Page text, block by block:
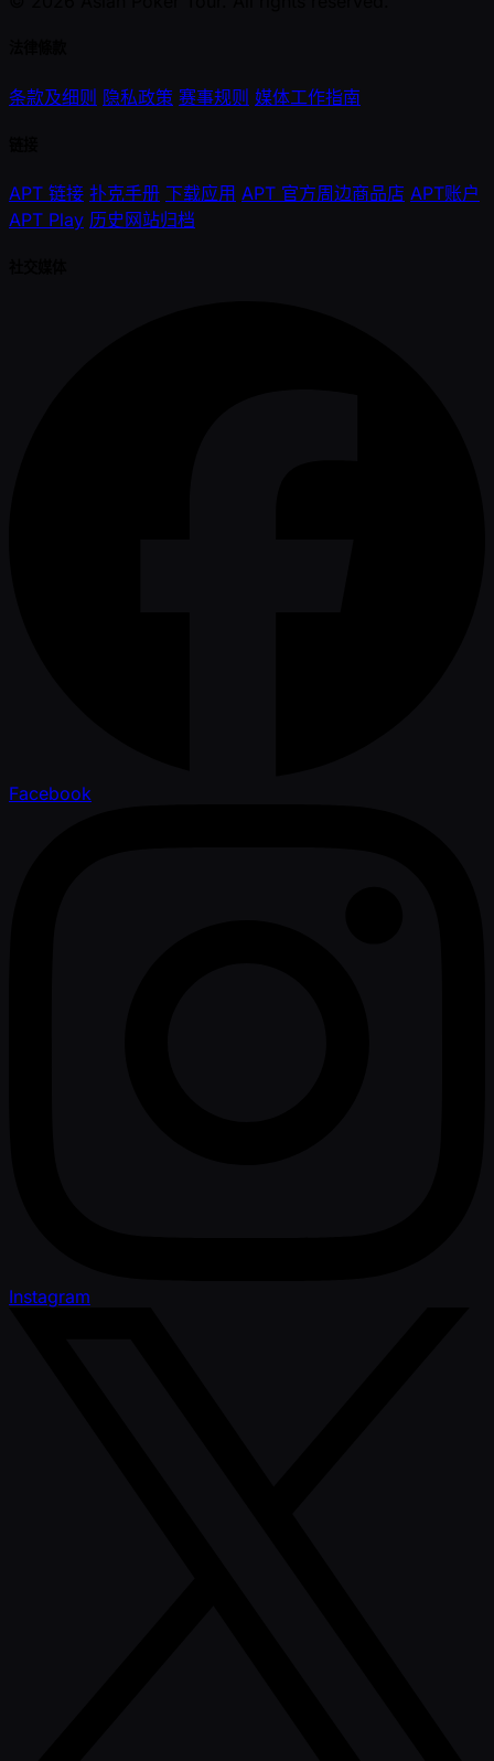
条款及细则 隐私政策 赛事规则 媒体工作指南
APT 链接 扑克手册 下载应用 APT 官方周边商品店 APT账户
APT Play 历史网站归档
Facebook
Instagram